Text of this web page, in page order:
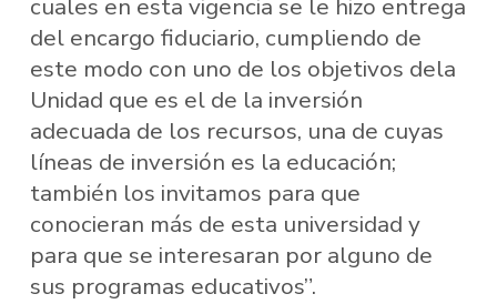
cuales en esta vigencia se le hizo entrega
del encargo fiduciario, cumpliendo de
este modo con uno de los objetivos dela
Unidad que es el de la inversión
adecuada de los recursos, una de cuyas
líneas de inversión es la educación;
también los invitamos para que
conocieran más de esta universidad y
para que se interesaran por alguno de
sus programas educativos”.